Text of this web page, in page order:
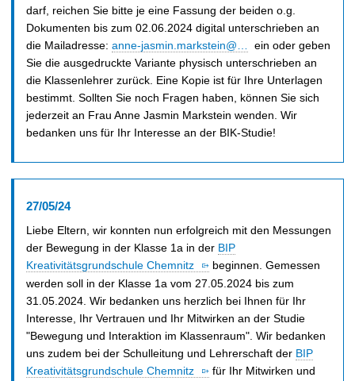
darf, reichen Sie bitte je eine Fassung der beiden o.g.
Dokumenten bis zum 02.06.2024 digital unterschrieben an
die Mailadresse: anne-jasmin.markstein@…
ein oder geben
Sie die ausgedruckte Variante physisch unterschrieben an
die Klassenlehrer zurück. Eine Kopie ist für Ihre Unterlagen
bestimmt. Sollten Sie noch Fragen haben, können Sie sich
jederzeit an Frau Anne Jasmin Markstein wenden. Wir
bedanken uns für Ihr Interesse an der BIK-Studie!
27/05/24
Liebe Eltern, wir konnten nun erfolgreich mit den Messungen
der Bewegung in der Klasse 1a in der BIP
Kreativitätsgrundschule Chemnitz
beginnen. Gemessen
werden soll in der Klasse 1a vom 27.05.2024 bis zum
31.05.2024. Wir bedanken uns herzlich bei Ihnen für Ihr
Interesse, Ihr Vertrauen und Ihr Mitwirken an der Studie
"Bewegung und Interaktion im Klassenraum". Wir bedanken
uns zudem bei der Schulleitung und Lehrerschaft der BIP
Kreativitätsgrundschule Chemnitz
für Ihr Mitwirken und